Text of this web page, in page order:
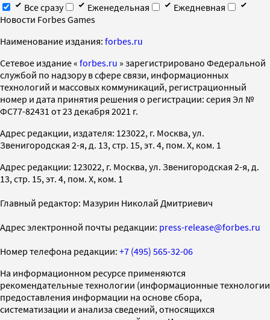
Все сразу
Еженедельная
Ежедневная
Новости Forbes Games
Наименование издания: forbes.ru
Cетевое издание « forbes.ru » зарегистрировано Федеральной
службой по надзору в сфере связи, информационных
технологий и массовых коммуникаций, регистрационный
номер и дата принятия решения о регистрации: серия Эл №
ФС77-82431 от 23 декабря 2021 г.
Адрес редакции, издателя: 123022, г. Москва, ул.
Звенигородская 2-я, д. 13, стр. 15, эт. 4, пом. X, ком. 1
Адрес редакции: 123022, г. Москва, ул. Звенигородская 2-я, д.
13, стр. 15, эт. 4, пом. X, ком. 1
Главный редактор: Мазурин Николай Дмитриевич
Адрес электронной почты редакции: press-release@forbes.ru
Номер телефона редакции: +7 (495) 565-32-06
На информационном ресурсе применяются
рекомендательные технологии (информационные технологии
предоставления информации на основе сбора,
систематизации и анализа сведений, относящихся